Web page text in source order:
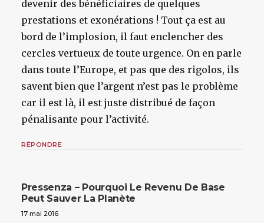
devenir des bénéficiaires de quelques
prestations et exonérations ! Tout ça est au
bord de l’implosion, il faut enclencher des
cercles vertueux de toute urgence. On en parle
dans toute l’Europe, et pas que des rigolos, ils
savent bien que l’argent n’est pas le problème
car il est là, il est juste distribué de façon
pénalisante pour l’activité.
RÉPONDRE
Pressenza – Pourquoi Le Revenu De Base
Peut Sauver La Planète
17 mai 2016